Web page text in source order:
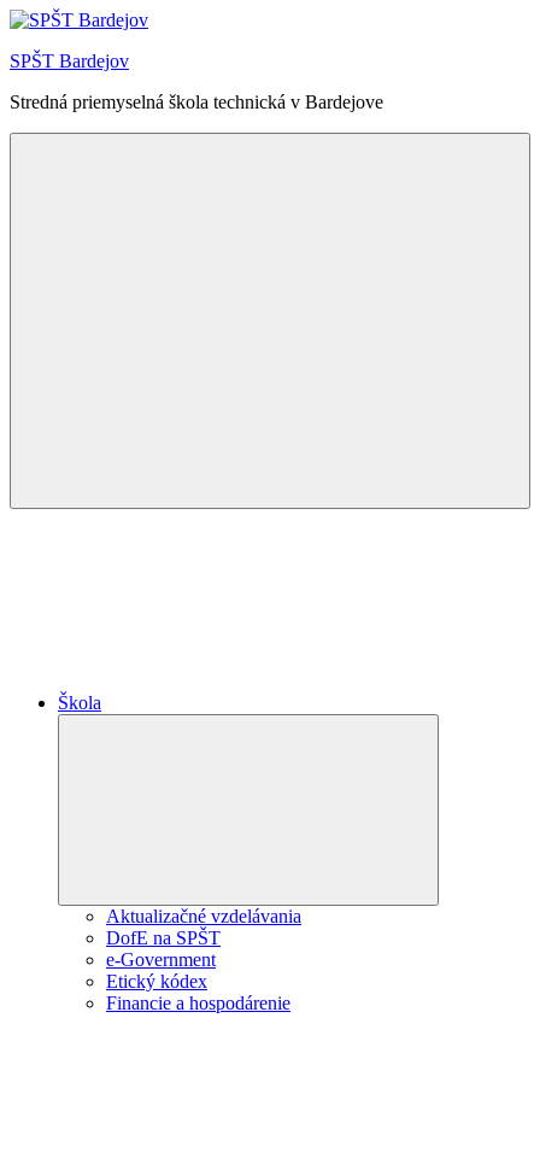
Skip
content
SPŠT Bardejov
Stredná priemyselná škola technická v Bardejove
Škola
Aktualizačné vzdelávania
DofE na SPŠT
e-Government
Etický kódex
Financie a hospodárenie